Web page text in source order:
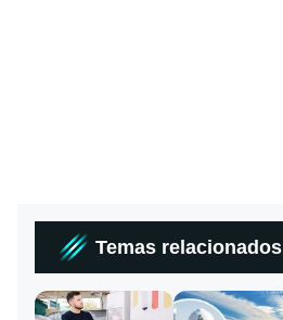
Temas relacionados